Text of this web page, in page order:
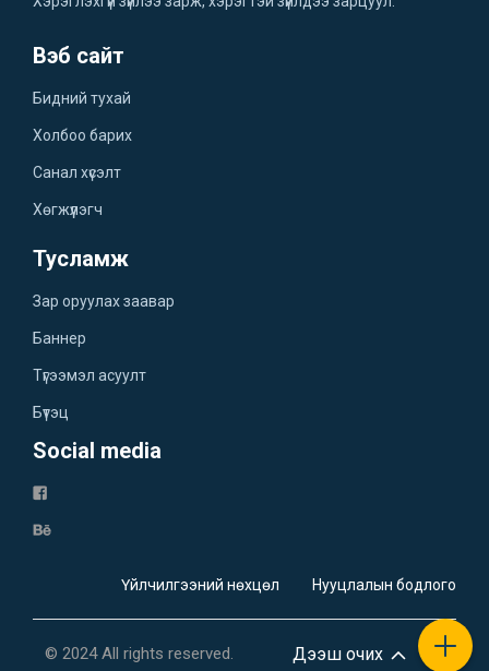
Вэб сайт
Бидний тухай
Холбоо барих
Санал хүсэлт
Хөгжүүлэгч
Тусламж
Зар оруулах заавар
Баннер
Түгээмэл асуулт
Бүтэц
Social media
Үйлчилгээний нөхцөл Нууцлалын бодлого
© 2024 All rights reserved. Дээш очих